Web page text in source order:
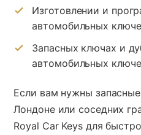
Изготовлении и
автомобильных
Запасных ключах и
автомобильных
Если вам нужны
Лондоне или соседних
Royal Car Keys для